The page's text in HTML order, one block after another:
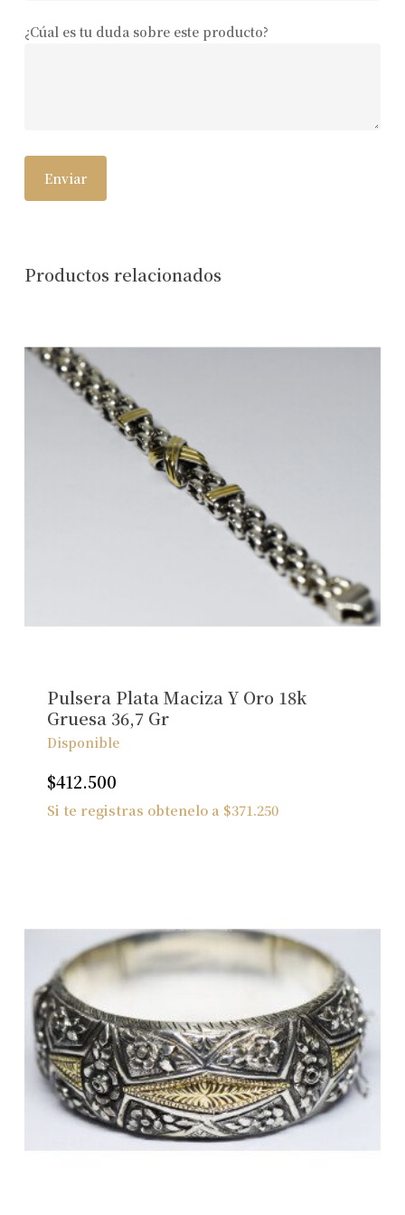
¿Cúal es tu duda sobre este producto?
Productos relacionados
Pulsera Plata Maciza Y Oro 18k
Gruesa 36,7 Gr
Disponible
$412.500
Si te registras obtenelo a $371.250